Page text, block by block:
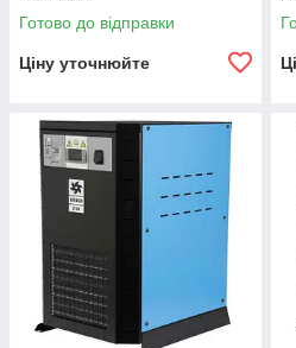
Готово до відправки
Ціну уточнюйте